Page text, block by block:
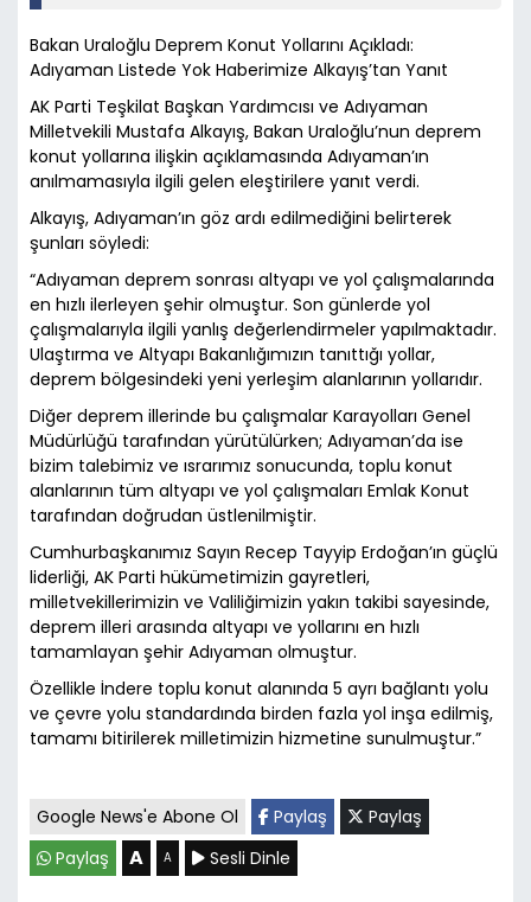
Bakan Uraloğlu Deprem Konut Yollarını Açıkladı:
Adıyaman Listede Yok Haberimize Alkayış’tan Yanıt
AK Parti Teşkilat Başkan Yardımcısı ve Adıyaman
Milletvekili Mustafa Alkayış, Bakan Uraloğlu’nun deprem
konut yollarına ilişkin açıklamasında Adıyaman’ın
anılmamasıyla ilgili gelen eleştirilere yanıt verdi.
Alkayış, Adıyaman’ın göz ardı edilmediğini belirterek
şunları söyledi:
“Adıyaman deprem sonrası altyapı ve yol çalışmalarında
en hızlı ilerleyen şehir olmuştur. Son günlerde yol
çalışmalarıyla ilgili yanlış değerlendirmeler yapılmaktadır.
Ulaştırma ve Altyapı Bakanlığımızın tanıttığı yollar,
deprem bölgesindeki yeni yerleşim alanlarının yollarıdır.
Diğer deprem illerinde bu çalışmalar Karayolları Genel
Müdürlüğü tarafından yürütülürken; Adıyaman’da ise
bizim talebimiz ve ısrarımız sonucunda, toplu konut
alanlarının tüm altyapı ve yol çalışmaları Emlak Konut
tarafından doğrudan üstlenilmiştir.
Cumhurbaşkanımız Sayın Recep Tayyip Erdoğan’ın güçlü
liderliği, AK Parti hükümetimizin gayretleri,
milletvekillerimizin ve Valiliğimizin yakın takibi sayesinde,
deprem illeri arasında altyapı ve yollarını en hızlı
tamamlayan şehir Adıyaman olmuştur.
Özellikle İndere toplu konut alanında 5 ayrı bağlantı yolu
ve çevre yolu standardında birden fazla yol inşa edilmiş,
tamamı bitirilerek milletimizin hizmetine sunulmuştur.”
Google News'e Abone Ol Paylaş
Paylaş
Paylaş
A A Sesli Dinle